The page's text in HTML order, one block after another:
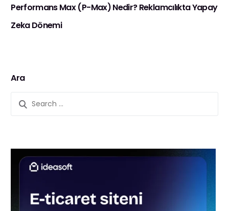
Performans Max (P-Max) Nedir? Reklamcılıkta Yapay
Zeka Dönemi
Ara